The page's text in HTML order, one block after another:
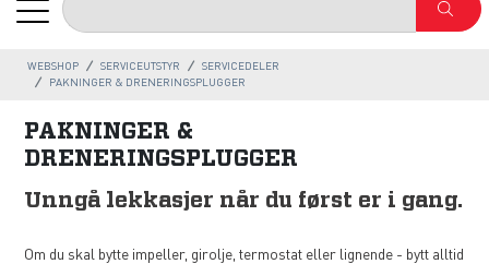
WEBSHOP SERVICEUTSTYR
SERVICEDELER
PAKNINGER & DRENERINGSPLUGGER
PAKNINGER &
DRENERINGSPLUGGER
Unngå lekkasjer når du først er i gang.
Om du skal bytte impeller, girolje, termostat eller lignende - bytt alltid